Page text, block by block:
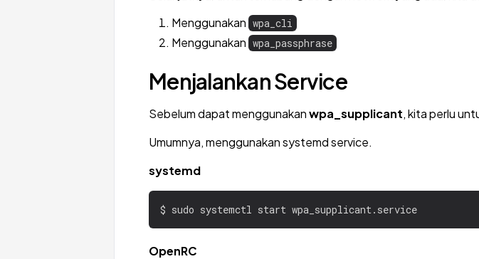
Menggunakan wpa_cli
Menggunakan wpa_passphrase
Menjalankan Service
Sebelum dapat menggunakanwpa_supplicant, kita perlu
Umumnya, menggunakan systemd service.
systemd
OpenRC